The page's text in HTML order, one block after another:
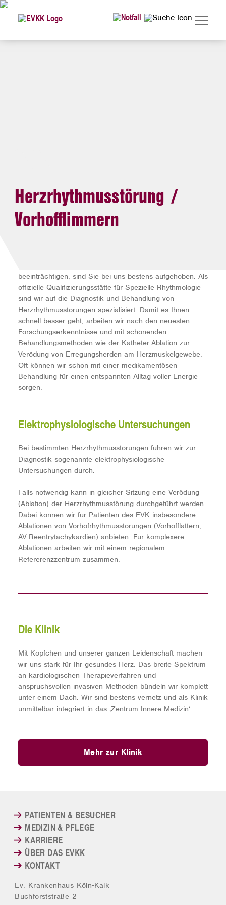
Herzrhythmusstörung /
Vorhofflimmern
Herzrythmusstörung /
beeinträchtigen, sind Sie bei uns bestens aufgehoben. Als
offizielle Qualifizierungsstätte für Spezielle Rhythmologie
sind wir auf die Diagnostik und Behandlung von
Herzrhythmusstörungen spezialisiert. Damit es Ihnen
schnell besser geht, arbeiten wir nach den neuesten
Forschungserkenntnisse und mit schonenden
Behandlungsmethoden wie der Katheter-Ablation zur
Verödung von Erregungsherden am Herzmuskelgewebe.
Oft können wir schon mit einer medikamentösen
Behandlung für einen entspannten Alltag voller Energie
sorgen.
Elektrophysiologische Untersuchungen
Bei bestimmten Herzrhythmusstörungen führen wir zur
Diagnostik sogenannte elektrophysiologische
Untersuchungen durch.
Falls notwendig kann in gleicher Sitzung eine Verödung
(Ablation) der Herzrhythmusstörung durchgeführt werden.
Dabei können wir für Patienten des EVK insbesondere
Ablationen von Vorhofrhythmusstörungen (Vorhofflattern,
AV-Reentrytachykardien) anbieten. Für komplexere
Ablationen arbeiten wir mit einem regionalem
Refererenzzentrum zusammen.
Die Klinik
Mit Köpfchen und unserer ganzen Leidenschaft machen
wir uns stark für Ihr gesundes Herz. Das breite Spektrum
an kardiologischen Therapieverfahren und
anspruchsvollen invasiven Methoden bündeln wir komplett
unter einem Dach. Wir sind bestens vernetz und als Klinik
unmittelbar integriert in das ‚Zentrum Innere Medizin‘.
Mehr zur Klinik
PATIENTEN & BESUCHER
MEDIZIN & PFLEGE
KARRIERE
ÜBER DAS EVKK
KONTAKT
Ev. Krankenhaus Köln-Kalk
Buchforststraße 2